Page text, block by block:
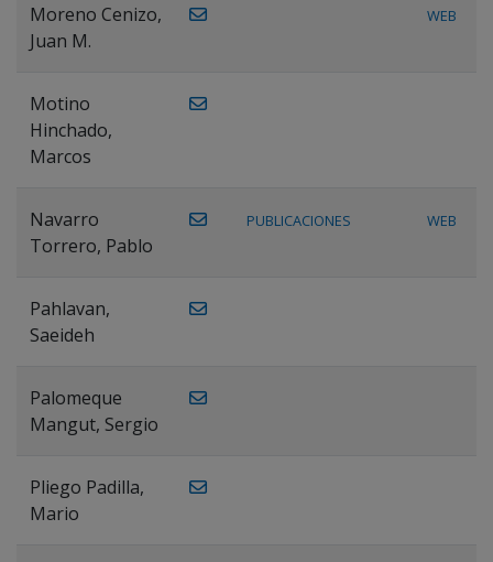
Moreno Cenizo,
Juan M.
WEB
Motino
Hinchado,
Marcos
Navarro
Torrero, Pablo
PUBLICACIONES WEB
Pahlavan,
Saeideh
Palomeque
Mangut, Sergio
Pliego Padilla,
Mario